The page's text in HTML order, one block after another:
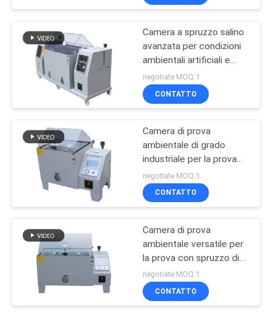
Camera Test
ambientali
530
Macchina test
tensile
Camera a spruzzo salino
avanzata per condizioni
ambientali artificiali e
resistenza alla corrosione
dei prodotti con
precisione
negotiate MOQ:1
CONTATTO
Camera di prova
ambientale di grado
industriale per la prova
della corrosione da
spruzzo di sale
negotiate MOQ:1
CONTATTO
Camera di prova
ambientale versatile per
la prova con spruzzo di
sale Valutazione delle
prestazioni del prodotto
negotiate MOQ:1
CONTATTO